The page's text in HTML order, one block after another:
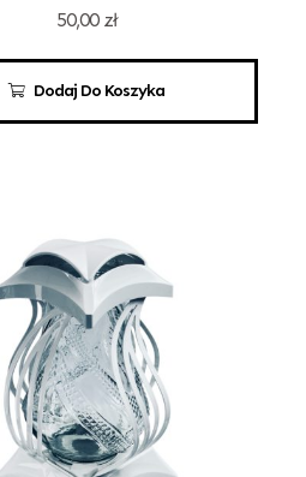
Dodaj Do Koszyka
50,00 zł